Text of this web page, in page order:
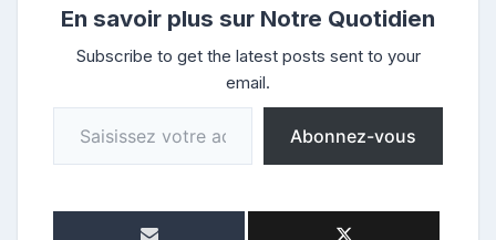
En savoir plus sur Notre Quotidien
Subscribe to get the latest posts sent to your
email.
Saisissez votre adresse e-mail…
Abonnez-vous